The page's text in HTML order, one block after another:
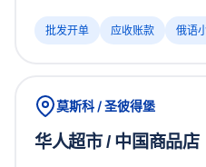
批发开单 应收账款 俄语
莫斯科 / 圣彼得堡
华人超市 / 中国商品店